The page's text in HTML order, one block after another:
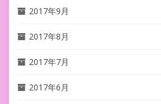
2017年9月
2017年8月
2017年7月
2017年6月